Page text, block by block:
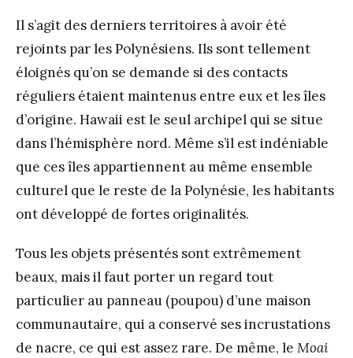
Il s’agit des derniers territoires à avoir été
rejoints par les Polynésiens. Ils sont tellement
éloignés qu’on se demande si des contacts
réguliers étaient maintenus entre eux et les îles
d’origine. Hawaii est le seul archipel qui se situe
dans l’hémisphère nord. Même s’il est indéniable
que ces îles appartiennent au même ensemble
culturel que le reste de la Polynésie, les habitants
ont développé de fortes originalités.
Tous les objets présentés sont extrêmement
beaux, mais il faut porter un regard tout
particulier au panneau (poupou) d’une maison
communautaire, qui a conservé ses incrustations
de nacre, ce qui est assez rare. De même, le Moai